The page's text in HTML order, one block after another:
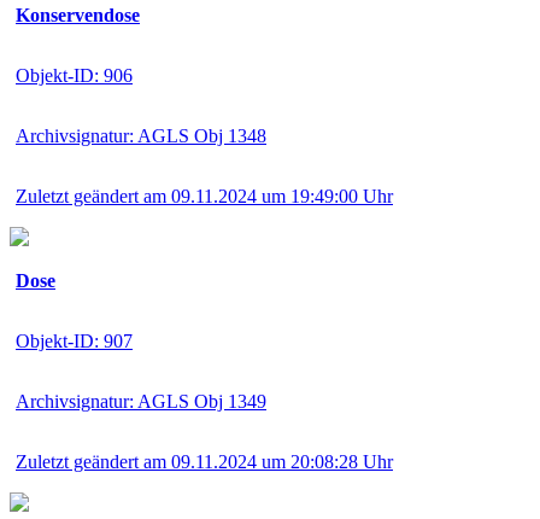
Konservendose
Objekt-ID: 906
Archivsignatur: AGLS Obj 1348
Zuletzt geändert am 09.11.2024 um 19:49:00 Uhr
Dose
Objekt-ID: 907
Archivsignatur: AGLS Obj 1349
Zuletzt geändert am 09.11.2024 um 20:08:28 Uhr